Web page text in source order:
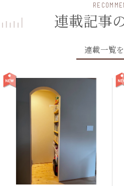
連載記事
連載一覧